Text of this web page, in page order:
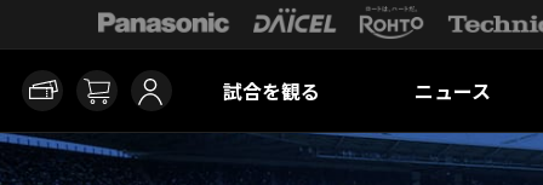
試合を観る ニュース